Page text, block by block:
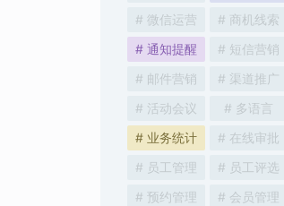
# 微信运营
# 商机线索
# 通知提醒
# 短信营销
# 邮件营销
# 渠道推广
# 活动会议
# 多语言
# 业务统计
# 在线审批
# 员工管理
# 员工评选
# 预约管理
# 会员管理